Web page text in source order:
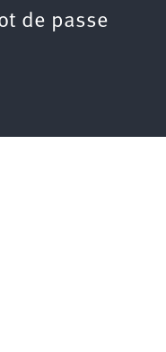
de passe